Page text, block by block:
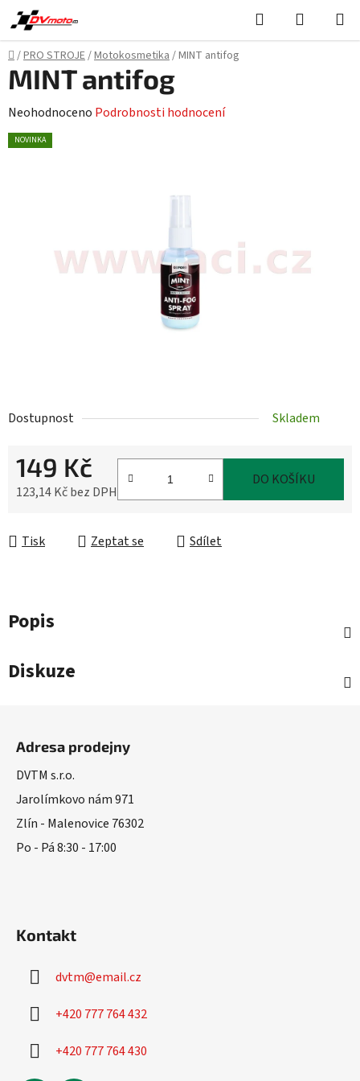
Přejít
na
obsah
Hledat
KOŠÍK
Domů
/PRO STROJE/Motokosmetika/MINT antifog
Dostupnost Skladem
149 Kč
123,14 Kč bez DPH
DO KOŠÍKU
Tisk Zeptat se Sdílet
MINT antifog
Průměrné
hodnocení
hvězdiček.
Neohodnoceno Podrobnosti hodnocení
NOVINKA
Popis
Diskuze
Adresa prodejny
DVTM s.r.o.
Jarolímkovo nám 971
Zlín - Malenovice 76302
Po - Pá 8:30 - 17:00
Kontakt
dvtm@email.cz
+420 777 764 432
+420 777 764 430